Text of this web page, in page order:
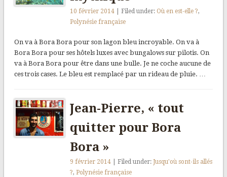
10 février 2014 | Filed under: Où en est-elle ?,
Polynésie française
On va à Bora Bora pour son lagon bleu incroyable. On va à
Bora Bora pour ses hôtels luxes avec bungalows sur pilotis. On
va à Bora Bora pour être dans une bulle. Je ne coche aucune de
ces trois cases. Le bleu est remplacé par un rideau de pluie. …
Jean-Pierre, « tout
quitter pour Bora
Bora »
9 février 2014 | Filed under:Jusqu'où sont-ils allés
?,Polynésie française